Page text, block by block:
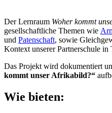
Der Lernraum Woher kommt
gesellschaftliche Themen wie
und Patenschaft, sowie
Kontext unserer Partnerschule in
Das Projekt wird dokumentiert
kommt unser Afrikabild?“
Wie bieten: